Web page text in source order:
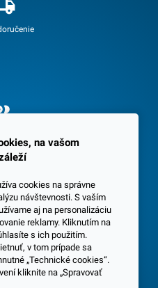
zákazníkov
v Senci
na vašom
cookies na správne
návštevnosti. S vaším
aj na personalizáciu
reklamy. Kliknutím na
s ich použitím.
v tom prípade sa
„Technické cookies“.
kliknite na „Spravovať